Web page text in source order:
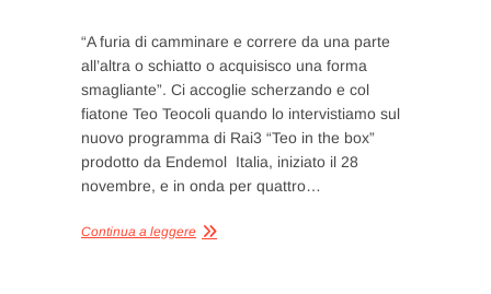
“A furia di camminare e correre da una parte
all’altra o schiatto o acquisisco una forma
smagliante”. Ci accoglie scherzando e col
fiatone Teo Teocoli quando lo intervistiamo sul
nuovo programma di Rai3 “Teo in the box”
prodotto da Endemol Italia, iniziato il 28
novembre, e in onda per quattro…
Continua a leggere